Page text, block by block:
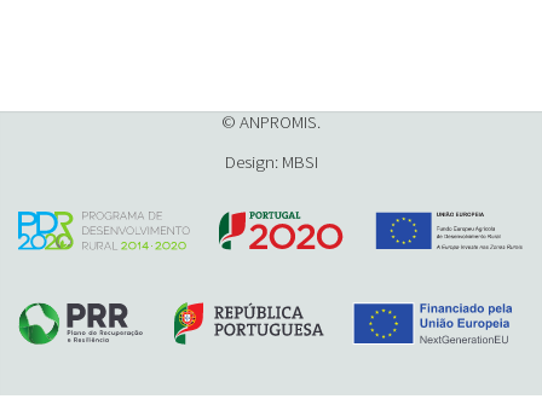
© ANPROMIS.
Design: MBSI